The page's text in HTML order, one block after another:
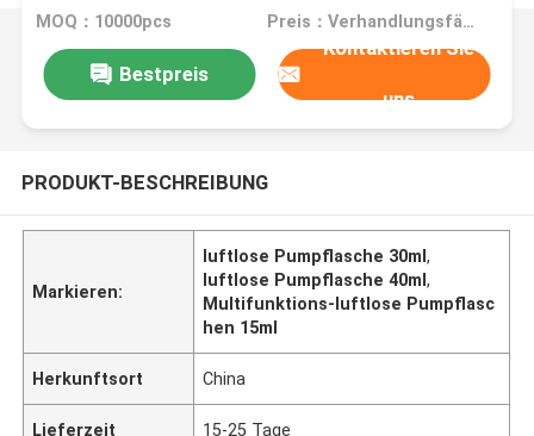
MOQ：10000pcs Preis：Verhandlungsfähig
Bestpreis
Kontaktieren Sie
uns
PRODUKT-BESCHREIBUNG
Markieren:
luftlose Pumpflasche 30ml,
luftlose Pumpflasche 40ml,
Multifunktions-luftlose Pumpflasc
hen 15ml
Herkunftsort China
Lieferzeit 15-25 Tage